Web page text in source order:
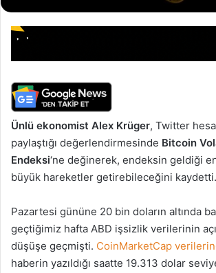
Ünlü ekonomist Alex Krüger, Twitter
paylaştığı değerlendirmesinde Bitcoin
Endeksi‘ne değinerek, endeksin geldiği
büyük hareketler getirebileceğini kaydetti.
Pazartesi gününe 20 bin doların altında
geçtiğimiz hafta ABD işsizlik verilerinin
düşüşe geçmişti. CoinMarketCap
haberin yazıldığı saatte 19.313 dolar